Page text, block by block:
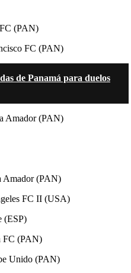
(PAN)
FC (PAN)
de Panamá para duelos
(PAN)
(PAN)
FC II (USA)
(PAN)
(PAN)